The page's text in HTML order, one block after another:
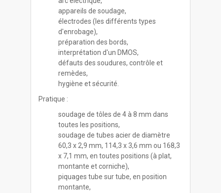
appareils de soudage,
électrodes (les différents types
d'enrobage),
préparation des bords,
interprétation d'un DMOS,
défauts des soudures, contrôle et
remèdes,
hygiène et sécurité.
Pratique :
soudage de tôles de 4 à 8 mm dans
toutes les positions,
soudage de tubes acier de diamètre
60,3 x 2,9 mm, 114,3 x 3,6 mm ou 168,3
x 7,1 mm, en toutes positions (à plat,
montante et corniche),
piquages tube sur tube, en position
montante,